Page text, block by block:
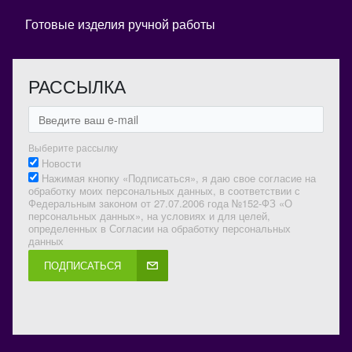
Готовые изделия ручной работы
РАССЫЛКА
Выберите рассылку
Новости
Нажимая кнопку «Подписаться», я даю свое согласие на
обработку моих персональных данных, в соответствии с
Федеральным законом от 27.07.2006 года №152-ФЗ «О
персональных данных», на условиях и для целей,
определенных в Согласии на обработку персональных
данных
ПОДПИСАТЬСЯ